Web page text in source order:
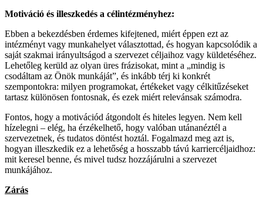
Motiváció és illeszkedés a célintézményhez:
Ebben a bekezdésben érdemes kifejtened, miért éppen ezt az
intézményt vagy munkahelyet választottad, és hogyan kapcsolódik a
saját szakmai irányultságod a szervezet céljaihoz vagy küldetéséhez.
Lehetőleg kerüld az olyan üres frázisokat, mint a „mindig is
csodáltam az Önök munkáját”, és inkább térj ki konkrét
szempontokra: milyen programokat, értékeket vagy célkitűzéseket
tartasz különösen fontosnak, és ezek miért relevánsak számodra.
Fontos, hogy a motivációd átgondolt és hiteles legyen. Nem kell
hízelegni – elég, ha érzékelhető, hogy valóban utánanéztél a
szervezetnek, és tudatos döntést hoztál. Fogalmazd meg azt is,
hogyan illeszkedik ez a lehetőség a hosszabb távú karriercéljaidhoz:
mit keresel benne, és mivel tudsz hozzájárulni a szervezet
munkájához.
Zárás